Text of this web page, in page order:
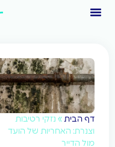
»נזקי רטיבות
האחריות של הועד